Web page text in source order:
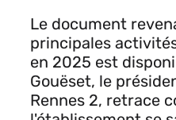
Le document
principales
en 2025 est
Gouëset, le
Rennes 2, retrace